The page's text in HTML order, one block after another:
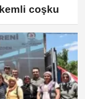
coşku